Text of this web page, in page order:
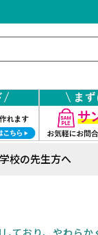
学校の先生方へ
ており、やわらか